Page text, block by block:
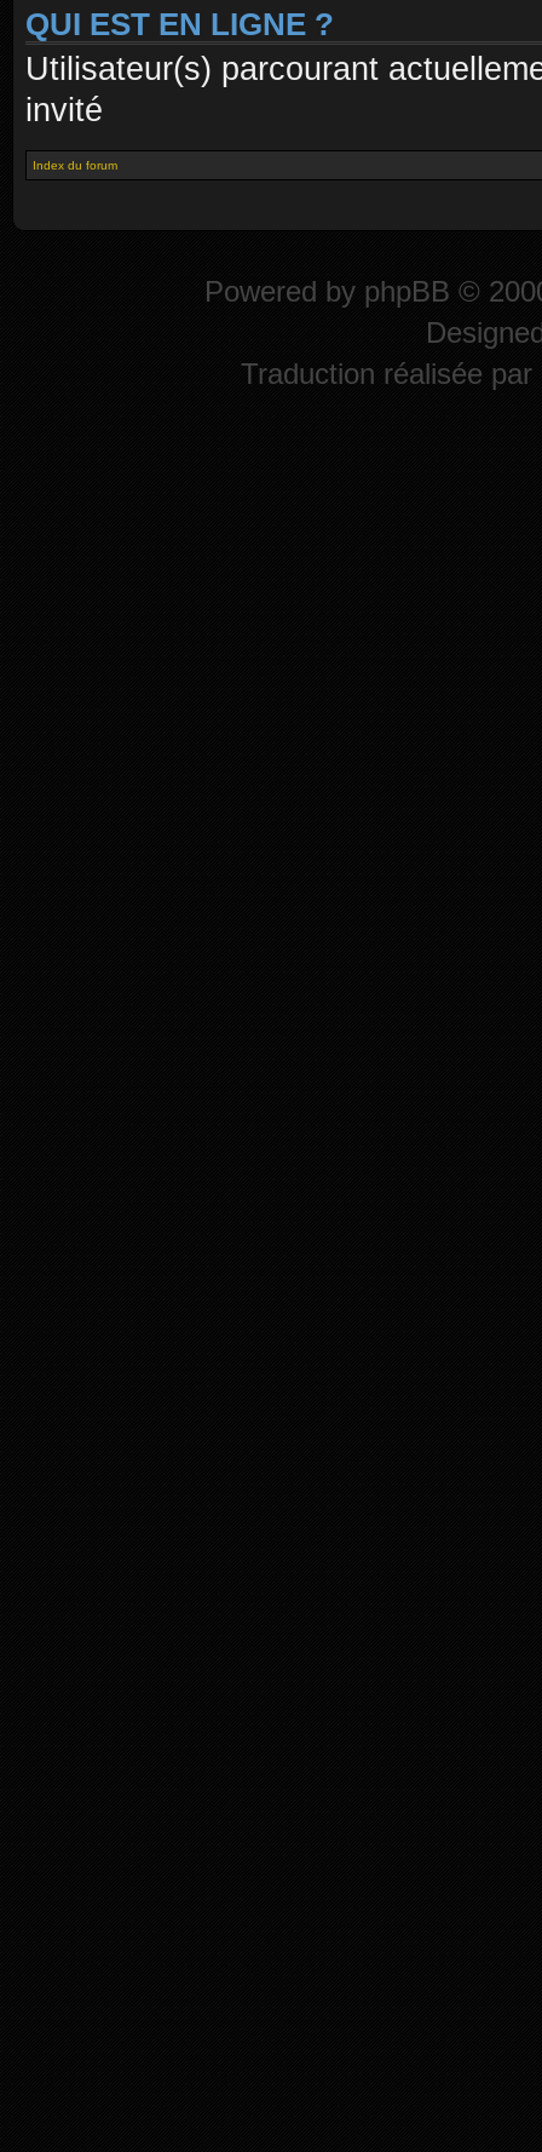
QUI EST EN LIGNE ?
Utilisateur(s) parcourant
invité
Index du forum
Powered by phpBB ©
Traduction réalisée par